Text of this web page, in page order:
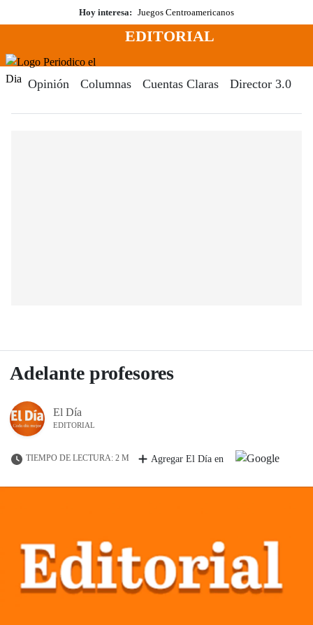
al
Hoy interesa: Juegos Centroamericanos
Menú
EDITORIAL
Opinión Columnas Cuentas Claras Director 3.0
Adelante profesores
El Día
EDITORIAL
TIEMPO DE LECTURA: 2 M Agregar El Día en